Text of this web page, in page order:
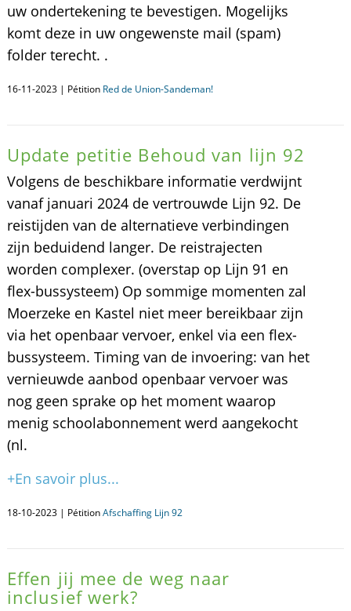
uw ondertekening te bevestigen. Mogelijks
komt deze in uw ongewenste mail (spam)
folder terecht. .
16-11-2023 | Pétition Red de Union-Sandeman!
Update petitie Behoud van lijn 92
Volgens de beschikbare informatie verdwijnt
vanaf januari 2024 de vertrouwde Lijn 92. De
reistijden van de alternatieve verbindingen
zijn beduidend langer. De reistrajecten
worden complexer. (overstap op Lijn 91 en
flex-bussysteem) Op sommige momenten zal
Moerzeke en Kastel niet meer bereikbaar zijn
via het openbaar vervoer, enkel via een flex-
bussysteem. Timing van de invoering: van het
vernieuwde aanbod openbaar vervoer was
nog geen sprake op het moment waarop
menig schoolabonnement werd aangekocht
(nl.
+En savoir plus...
18-10-2023 | PétitionAfschaffing Lijn 92
Effen jij mee de weg naar
inclusief werk?